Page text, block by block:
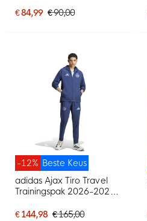
€ 84,99 € 90,00
Beste Keus
-12%
adidas Ajax Tiro Travel
Trainingspak 2026-2027
€ 144,98 € 165,00